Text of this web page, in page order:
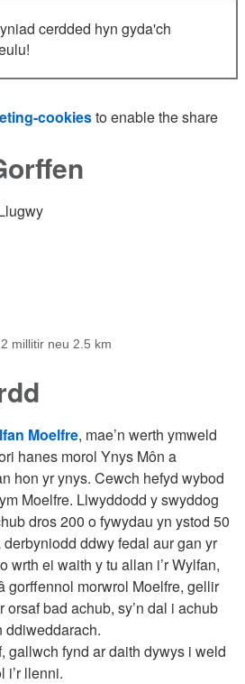
cerdded hyn gyda'ch
cookiesto enable the share
2 millitir neu 2.5 km
Moelfre, mae’n werth ymweld
hanes morol Ynys Môn a
hon yr ynys. Cewch hefyd wybod
Moelfre. Llwyddodd y swyddog
dros 200 o fywydau yn ystod 50
ddwy fedal aur gan yr
wrth ei waith y tu allan i’r Wylfan,
gorffennol morwrol Moelfre, gellir
bad achub, sy’n dal i achub
ddiweddarach.
gallwch fynd ar daith dywys i weld
i’r llenni.